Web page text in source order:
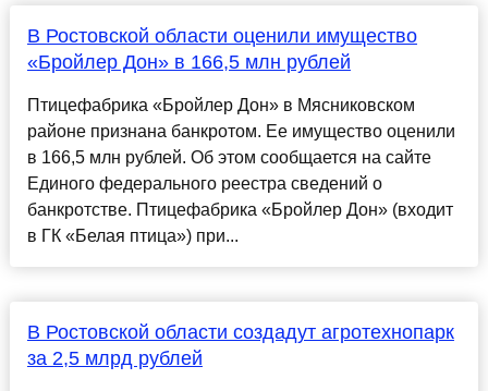
В Ростовской области оценили имущество
«Бройлер Дон» в 166,5 млн рублей
Птицефабрика «Бройлер Дон» в Мясниковском
районе признана банкротом. Ее имущество оценили
в 166,5 млн рублей. Об этом сообщается на сайте
Единого федерального реестра сведений о
банкротстве. Птицефабрика «Бройлер Дон» (входит
в ГК «Белая птица») при...
В Ростовской области создадут агротехнопарк
за 2,5 млрд рублей